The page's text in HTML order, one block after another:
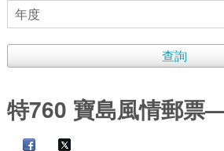
特760 寶島風情郵票